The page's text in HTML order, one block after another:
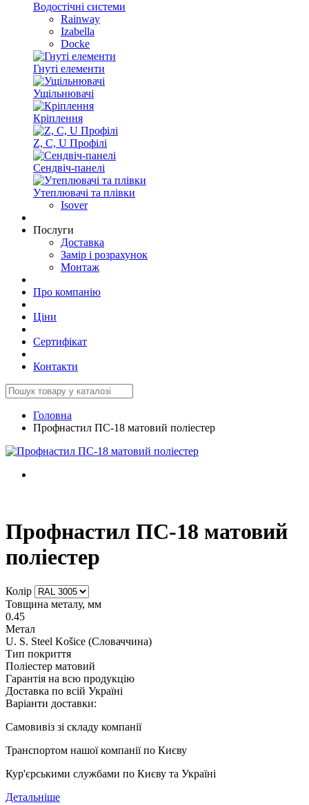
Водостічні системи
Rainway
Izabella
Docke
Гнуті елементи
Ущільнювачі
Кріплення
Z, C, U Профілі
Сендвіч-панелі
Утеплювачі та плівки
Isover
Послуги
Доставка
Замір і розрахунок
Монтаж
Про компанію
Ціни
Сертифікат
Контакти
Головна
Профнастил ПС-18 матовий поліестер
Профнастил ПС-18 матовий
поліестер
Колір
Товщина металу, мм
0.45
Метал
U. S. Steel Košice (Словаччина)
Тип покриття
Поліестер матовий
Гарантія на всю продукцію
Доставка по всій Україні
Варіанти доставки:
Самовивіз зі складу компанії
Транспортом нашої компанії по Києву
Кур'єрськими службами по Києву та Україні
Детальніше